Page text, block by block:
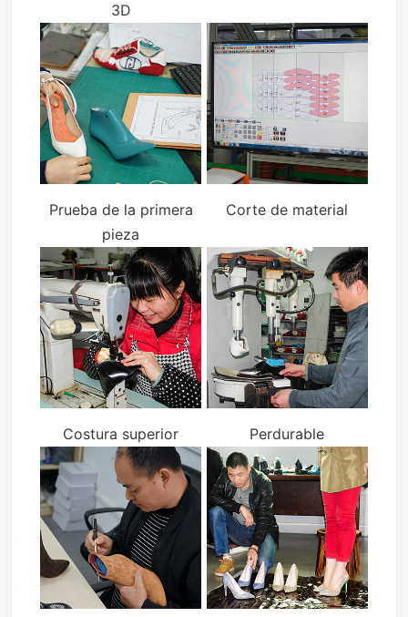
3D
Prueba de la primera
pieza
Corte de material
Costura superior Perdurable